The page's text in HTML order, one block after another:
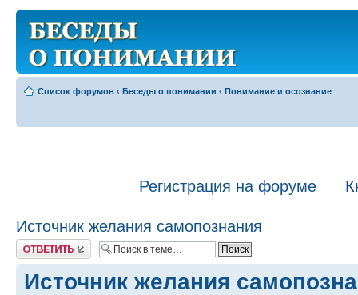
Список форумов ‹ Беседы о понимании ‹ Понимание и осознание
Регистрация на форуме
Источник желания самопознания
Ответить
Источник желания